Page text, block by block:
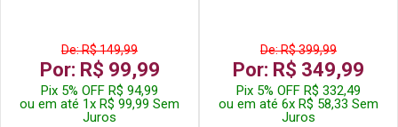
De: R$ 149,99
Por: R$ 99,99
Pix 5% OFF R$ 94,99
ou em até 1x R$ 99,99 Sem
Juros
De: R$ 399,99
Por: R$ 349,99
Pix 5% OFF R$ 332,49
ou em até 6x R$ 58,33 Sem
Juros